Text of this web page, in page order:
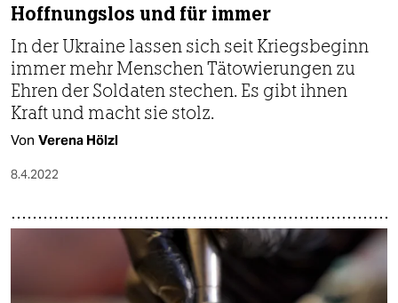
Hoffnungslos und für immer
In der Ukraine lassen sich seit Kriegsbeginn
immer mehr Menschen Tätowierungen zu
Ehren der Soldaten stechen. Es gibt ihnen
Kraft und macht sie stolz.
Von Verena Hölzl
8.4.2022